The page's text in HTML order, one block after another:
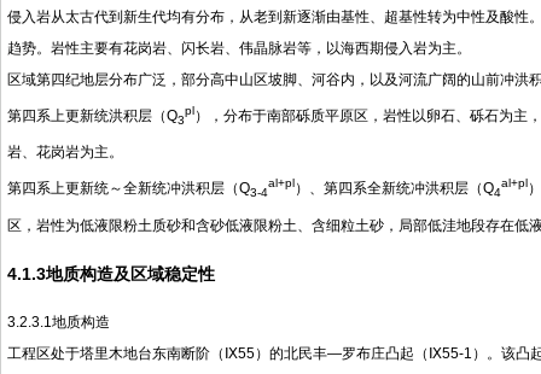
侵入岩从太古代到新生代均有分布，从老到新逐渐由基性、超基性转为中性及酸
趋势。岩性主要有花岗岩、闪长岩、伟晶脉岩等，以海西期侵入岩为主。
区域第四纪地层分布广泛，部分高中山区坡脚、河谷内，以及河流广阔的山前冲洪
第四系上更新统洪积层（Q3
pl），分布于南部砾质平原区，岩性以卵石、砾石为主
岩、花岗岩为主。
第四系上更新统～全新统冲洪积层（Q3-4
al+pl）、第四系全新统冲洪积层（Q4
al+pl
区，岩性为低液限粉土质砂和含砂低液限粉土、含细粒土砂，局部低洼地段存在低
4.1.3地质构造及区域稳定性
3.2.3.1地质构造
工程区处于塔里木地台东南断阶（Ⅸ55）的北民丰—罗布庄凸起（Ⅸ55-1）。该凸